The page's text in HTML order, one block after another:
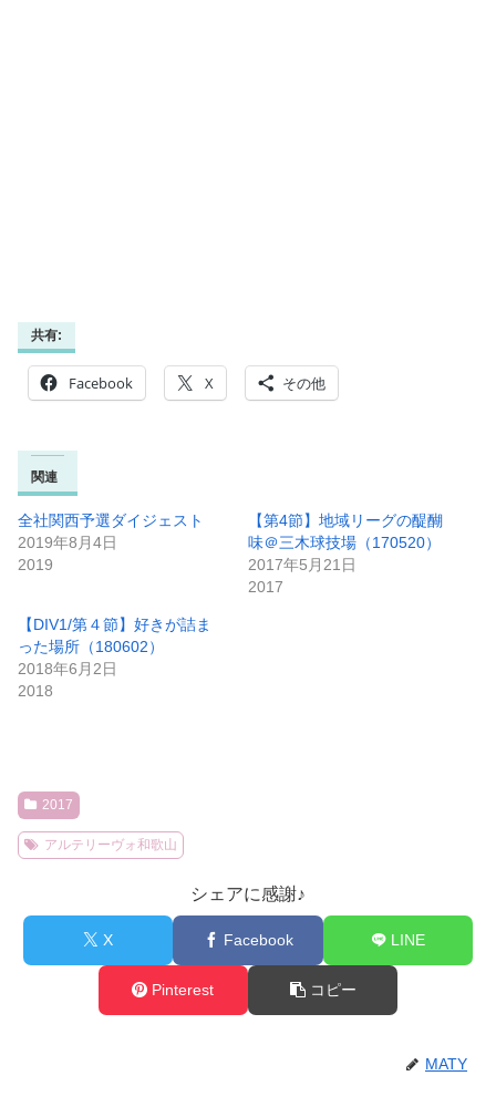
共有:
Facebook X その他
関連
全社関西予選ダイジェスト
2019年8月4日
2019
【第4節】地域リーグの醍醐
味＠三木球技場（170520）
2017年5月21日
2017
【DIV1/第４節】好きが詰ま
った場所（180602）
2018年6月2日
2018
2017
アルテリーヴォ和歌山
シェアに感謝♪
X Facebook LINE
Pinterest コピー
MATY